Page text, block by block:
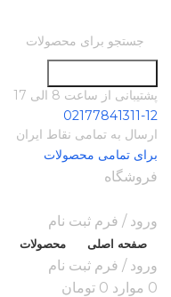
پشتیبانی از ساعت 8 الی 17
02177841311-12
ارسال به تمامی نقاط ایران
برای تمامی محصولات
فروشگاه
ورود / فرم ثبت نام
صفحه اصلی محصولات
ورود / فرم ثبت نام
0 موارد 0 تومان